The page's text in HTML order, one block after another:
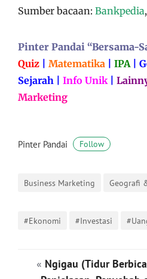
Sumber bacaan: Bankpedia,
Pinter Pandai “Bersama-
Quiz
Matematika IPA
Sejarah
Info Unik
Marketing
Pinter Pandai Follow
Business Marketing Geografi
#Ekonomi #Investasi
« Ngigau (Tidur